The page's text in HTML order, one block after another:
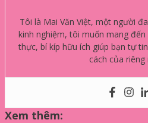
Tôi là Mai Văn Việt, một người
kinh nghiệm, tôi muốn mang
thực, bí kíp hữu ích giúp bạn tự
cách của riêng
Xem thêm: